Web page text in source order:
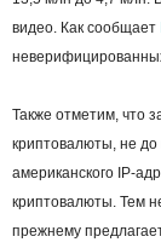
видео. Как сообщает
Также отметим, что
криптовалюты, не до
американского IP-
криптовалюты. Тем
прежнему